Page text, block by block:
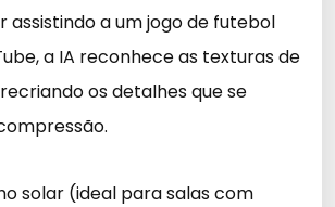
assistindo a um jogo de futebol
a IA reconhece as texturas de
os detalhes que se
solar (ideal para salas com